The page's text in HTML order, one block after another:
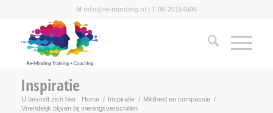
M info@re-minding.nl | T 06-20154506
Inspiratie
U bevindt zich hier: Home / Inspiratie / Mildheid en compassie /
Vriendelijk blijven bij meningsverschillen